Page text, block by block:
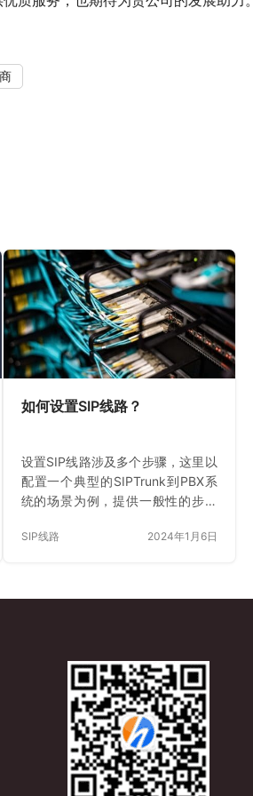
如何设置SIP线路？
设置SIP线路涉及多个步骤，这里以
配置一个典型的SIPTrunk到PBX系
统的场景为例，提供一般性的步骤
商信息 -从您的SIP服务提供商那里
（Registrar或ProxyServer）-登录
服务器地址（若适用）-信令端口
（默认通常是5060，但可能由提供
商指定）-TLS/SSL选项（如果是加
密的SIPTrunk）-…
SIP线路 2024年1月6日